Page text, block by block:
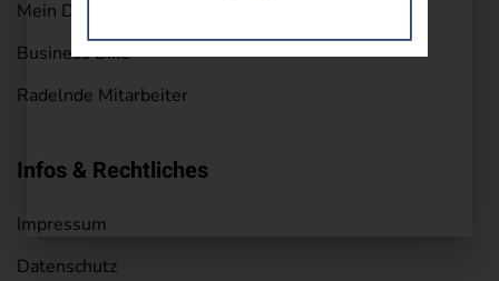
Mein Dienstrad
Business Bike
Radelnde Mitarbeiter
Infos & Rechtliches
Impressum
Datenschutz